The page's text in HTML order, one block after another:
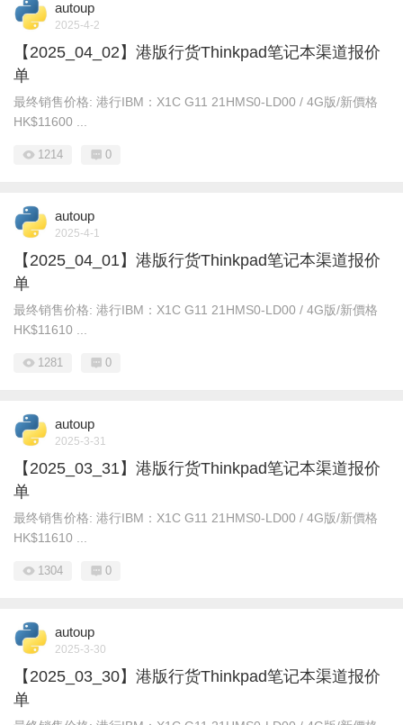
autoup
2025-4-2
【2025_04_02】港版行货Thinkpad笔记本渠道报价
单
最终销售价格: 港行IBM： X1C G11 21HMS0-LD00 / 4G版/新價格
HK$11600 ...
1214 0
autoup
2025-4-1
【2025_04_01】港版行货Thinkpad笔记本渠道报价
单
最终销售价格: 港行IBM： X1C G11 21HMS0-LD00 / 4G版/新價格
HK$11610 ...
1281 0
autoup
2025-3-31
【2025_03_31】港版行货Thinkpad笔记本渠道报价
单
最终销售价格: 港行IBM： X1C G11 21HMS0-LD00 / 4G版/新價格
HK$11610 ...
1304 0
autoup
2025-3-30
【2025_03_30】港版行货Thinkpad笔记本渠道报价
单